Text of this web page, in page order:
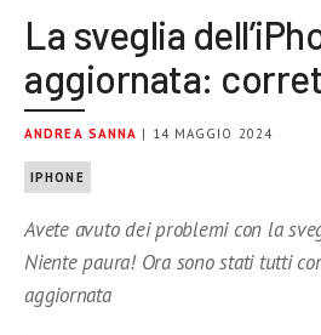
La sveglia
aggiornata:
ANDREA SANNA | 14 MAGGIO 2024
IPHONE
Avete avuto dei problemi con la
Niente paura! Ora sono stati tutti
aggiornata